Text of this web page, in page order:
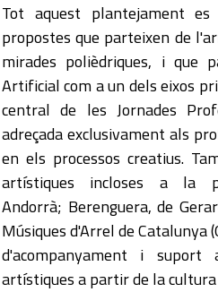
Tot aquest plantejament
propostes que parteixen de
mirades polièdriques, i que
Artificial com a un dels eixos
central de les Jornades
adreçada exclusivament als
en els processos creatius.
artístiques incloses a la
Andorrà; Berenguera, de
Músiques d'Arrel de Catalunya
d'acompanyament i suport
artístiques a partir de la